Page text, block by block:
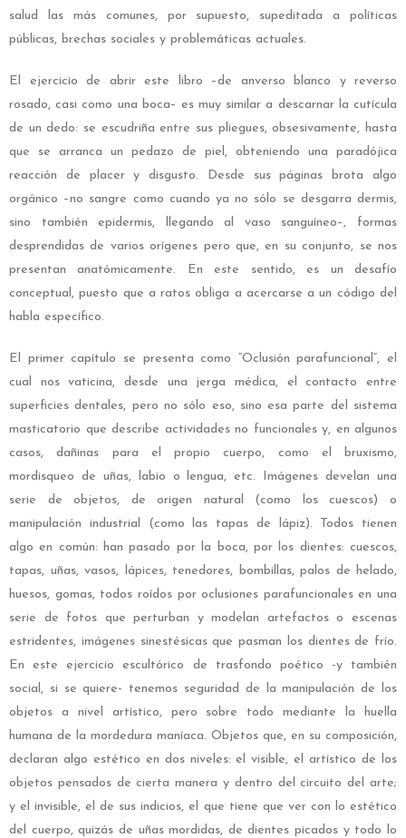
salud las más comunes, por supuesto, supeditada a políticas
públicas, brechas sociales y problemáticas actuales.
El ejercicio de abrir este libro –de anverso blanco y reverso
rosado, casi como una boca– es muy similar a descarnar la cutícula
de un dedo: se escudriña entre sus pliegues, obsesivamente, hasta
que se arranca un pedazo de piel, obteniendo una paradójica
reacción de placer y disgusto. Desde sus páginas brota algo
orgánico –no sangre como cuando ya no sólo se desgarra dermis,
sino también epidermis, llegando al vaso sanguíneo–, formas
desprendidas de varios orígenes pero que, en su conjunto, se nos
presentan anatómicamente. En este sentido, es un desafío
conceptual, puesto que a ratos obliga a acercarse a un código del
habla específico.
El primer capítulo se presenta como “Oclusión parafuncional”, el
cual nos vaticina, desde una jerga médica, el contacto entre
superficies dentales, pero no sólo eso, sino esa parte del sistema
masticatorio que describe actividades no funcionales y, en algunos
casos, dañinas para el propio cuerpo, como el bruxismo,
mordisqueo de uñas, labio o lengua, etc. Imágenes develan una
serie de objetos, de origen natural (como los cuescos) o
manipulación industrial (como las tapas de lápiz). Todos tienen
algo en común: han pasado por la boca, por los dientes: cuescos,
tapas, uñas, vasos, lápices, tenedores, bombillas, palos de helado,
huesos, gomas, todos roídos por oclusiones parafuncionales en una
serie de fotos que perturban y modelan artefactos o escenas
estridentes, imágenes sinestésicas que pasman los dientes de frío.
En este ejercicio escultórico de trasfondo poético -y también
social, si se quiere- tenemos seguridad de la manipulación de los
objetos a nivel artístico, pero sobre todo mediante la huella
humana de la mordedura maníaca. Objetos que, en su composición,
declaran algo estético en dos niveles: el visible, el artístico de los
objetos pensados de cierta manera y dentro del circuito del arte;
y el invisible, el de sus indicios, el que tiene que ver con lo estético
del cuerpo, quizás de uñas mordidas, de dientes picados y todo lo